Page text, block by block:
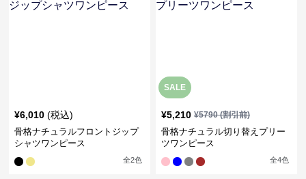
¥6,010 (税込)
骨格ナチュラルフロントジップ
シャツワンピース
全2色
SALE
¥5,210 ¥5790(割引前)
骨格ナチュラル切り替えプリー
ツワンピース
全4色